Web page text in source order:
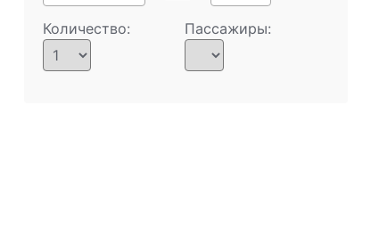
Количество: Пассажиры: